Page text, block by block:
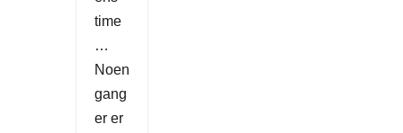
time
…
Noen
gang
er er